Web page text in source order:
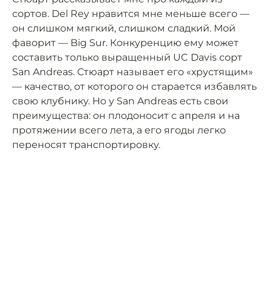
сортов. Del Rey нравится мне меньше всего —
он слишком мягкий, слишком сладкий. Мой
фаворит — Big Sur. Конкуренцию ему может
составить только выращенный UC Davis сорт
San Andreas. Стюарт называет его «хрустящим»
— качество, от которого он старается избавлять
свою клубнику. Но у San Andreas есть свои
преимущества: он плодоносит с апреля и на
протяжении всего лета, а его ягоды легко
переносят транспортировку.